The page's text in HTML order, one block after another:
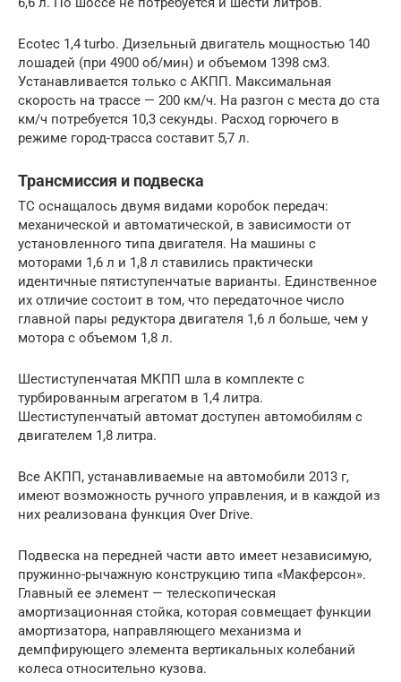
Ecotec 1,4 turbo. Дизельный двигатель мощностью 140
лошадей (при 4900 об/мин) и объемом 1398 см3.
Устанавливается только с АКПП. Максимальная
скорость на трассе — 200 км/ч. На разгон с места до ста
км/ч потребуется 10,3 секунды. Расход горючего в
режиме город-трасса составит 5,7 л.
Трансмиссия и подвеска
ТС оснащалось двумя видами коробок передач:
механической и автоматической, в зависимости от
установленного типа двигателя. На машины с
моторами 1,6 л и 1,8 л ставились практически
идентичные пятиступенчатые варианты. Единственное
их отличие состоит в том, что передаточное число
главной пары редуктора двигателя 1,6 л больше, чем у
мотора с объемом 1,8 л.
Шестиступенчатая МКПП шла в комплекте с
турбированным агрегатом в 1,4 литра.
Шестиступенчатый автомат доступен автомобилям с
двигателем 1,8 литра.
Все АКПП, устанавливаемые на автомобили 2013 г,
имеют возможность ручного управления, и в каждой из
них реализована функция Over Drive.
Подвеска на передней части авто имеет независимую,
пружинно-рычажную конструкцию типа «Макферсон».
Главный ее элемент — телескопическая
амортизационная стойка, которая совмещает функции
амортизатора, направляющего механизма и
демпфирующего элемента вертикальных колебаний
колеса относительно кузова.